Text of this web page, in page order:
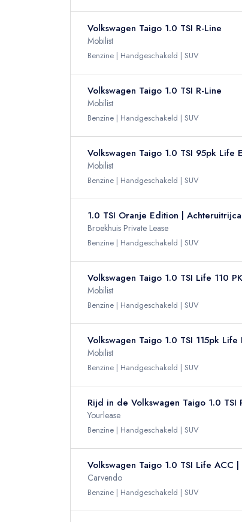
Volkswagen Taigo 1.0 TSI R-Line
Mobilist
Benzine Handgeschakeld SUV
Volkswagen Taigo 1.0 TSI R-Line
Mobilist
Benzine Handgeschakeld SUV
Volkswagen Taigo 1.0 TSI 95pk Life
Mobilist
Benzine Handgeschakeld SUV
1.0 TSI Oranje Edition |
Broekhuis Private Lease
Benzine Handgeschakeld SUV
Volkswagen Taigo 1.0 TSI Life 110 PK
Mobilist
Benzine Handgeschakeld SUV
Volkswagen Taigo 1.0 TSI 115pk Life
Mobilist
Benzine Handgeschakeld SUV
Rijd in de Volkswagen Taigo 1.0
Yourlease
Benzine Handgeschakeld SUV
Volkswagen Taigo 1.0 TSI Life ACC
Carvendo
Benzine Handgeschakeld SUV